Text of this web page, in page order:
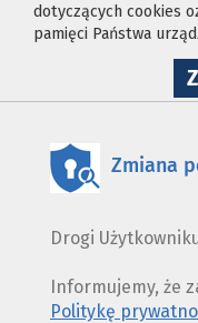
dotyczących cookies
pamięci Państwa
Zmiana
Drogi
Informujemy, że
Politykę